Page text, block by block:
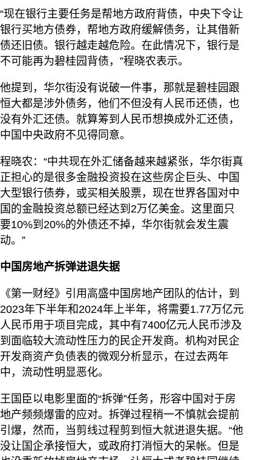
“现在银行主要任务是帮地方政府背债，中央下令让
银行买地方债券，帮地方政府缓解债务，让其借新
债还旧债。银行越走越危险。在此情况下，银行是
不可能再为碧桂园背债，”程晓农表示。
他提到，华尔街没有说破一件事，那就是碧桂园跟
恒大都是涉外债务，他们不但没有人民币还债，也
没有外汇还债。就算筹到人民币想换成外汇还债，
中国中央政府不见得同意。
程晓农：“中共现在外汇储备越来越紧张，华尔街真
正担心的是很多金融投资投在这些房企巨头、中国
大型银行债券，或买相关股票，现在世界各国对中
国的金融投资总额已经达到2万亿美金。这里面只
要10%到20%的外债还不掉，华尔街就会发生震
动。”
中国房地产拆弹进退失据
《第一财经》引用高盛中国房地产团队的估计，到
2023年下半年和2024年上半年，将需要1.77万亿元
人民币用于项目完成，其中有7400亿元人民币涉及
到面临较大流动性压力的民企开发商。机构对民企
开发商资产负债表的微观分析显示，在过去两年
中，流动性明显恶化。
王国臣以电影里面的“拆弹”任务，形容中国对于房
地产频频爆雷的应对。拆弹过程稍一不慎就会提前
引爆，然而，当剪线过程剪到恒大就进退失据。“他
没让国企承接恒大，或政府打消恒大的呆帐。但是